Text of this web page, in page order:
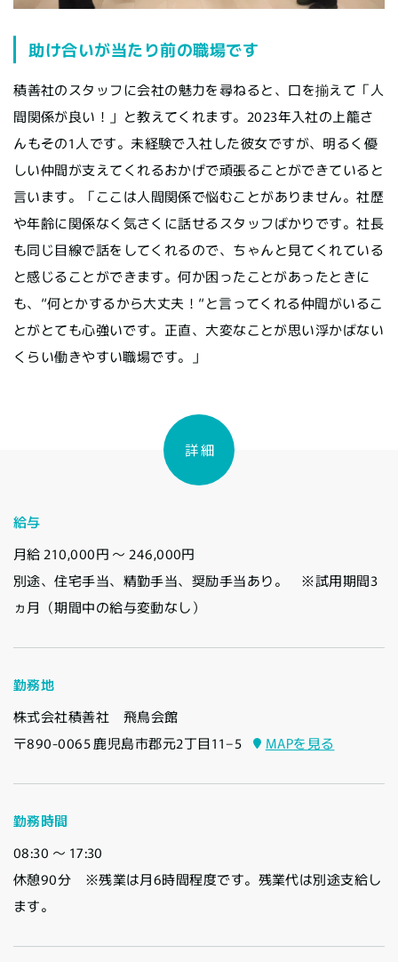
助け合いが当たり前の職場です
積善社のスタッフに会社の魅力を尋ねると、口を揃えて「人
間関係が良い！」と教えてくれます。2023年入社の上籠さ
んもその1人です。未経験で入社した彼女ですが、明るく優
しい仲間が支えてくれるおかげで頑張ることができていると
言います。「ここは人間関係で悩むことがありません。社歴
や年齢に関係なく気さくに話せるスタッフばかりです。社長
も同じ目線で話をしてくれるので、ちゃんと見てくれている
と感じることができます。何か困ったことがあったときに
も、“何とかするから大丈夫！“と言ってくれる仲間がいるこ
とがとても心強いです。正直、大変なことが思い浮かばない
くらい働きやすい職場です。」
詳 細
給与
月給 210,000円 〜 246,000円
別途、住宅手当、精勤手当、奨励手当あり。 ※試用期間3
ヵ月（期間中の給与変動なし）
勤務地
株式会社積善社 飛鳥会館
〒890-0065 鹿児島市郡元2丁目11−5 MAPを見る
勤務時間
08:30 〜 17:30
休憩90分 ※残業は月6時間程度です。残業代は別途支給し
ます。